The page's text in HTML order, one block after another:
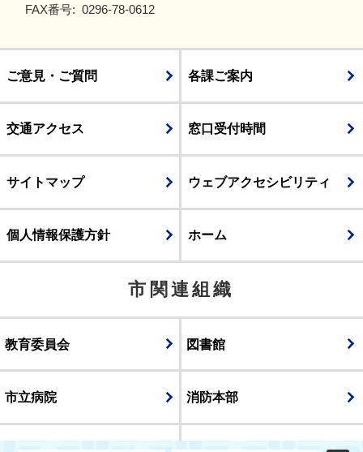
FAX番号: 0296-78-0612
ご意見・ご質問 各課ご案内
交通アクセス 窓口受付時間
サイトマップ ウェブアクセシビリティ
個人情報保護方針 ホーム
市関連組織
教育委員会 図書館
市立病院 消防本部